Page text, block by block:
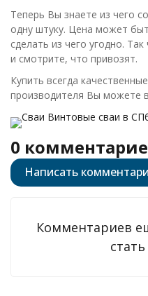
Теперь Вы знаете из чего
одну штуку. Цена может
сделать из чего угодно.
и смотрите, что привозят.
Купить всегда
производителя Вы можете
0
Написать
Комментариев